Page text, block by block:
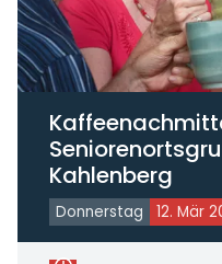
Kahlenberg
Donnerstag 12. Mär